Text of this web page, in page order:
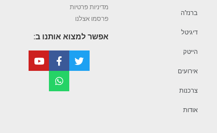
ברנז’ה
דיגיטל
הייטק
אירועים
צרכנות
אודות
מדיניות פרטיות
פרסמו אצלנו
אפשר למצוא אותנו ב: